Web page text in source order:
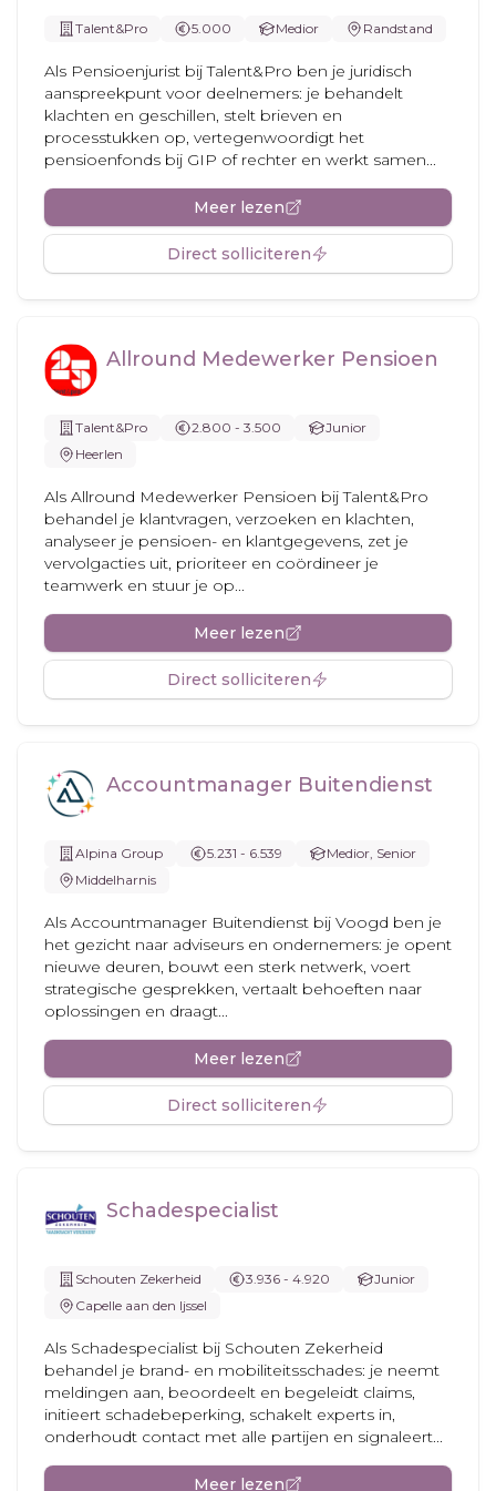
Talent&Pro 5.000 Medior Randstand
Als Pensioenjurist bij Talent&Pro ben je juridisch
aanspreekpunt voor deelnemers: je behandelt
klachten en geschillen, stelt brieven en
processtukken op, vertegenwoordigt het
pensioenfonds bij GIP of rechter en werkt samen...
Meer lezen
Direct solliciteren
Allround Medewerker Pensioen
Talent&Pro 2.800 - 3.500
Junior
Heerlen
Als Allround Medewerker Pensioen bij Talent&Pro
behandel je klantvragen, verzoeken en klachten,
analyseer je pensioen- en klantgegevens, zet je
vervolgacties uit, prioriteer en coördineer je
teamwerk en stuur je op...
Meer lezen
Direct solliciteren
Accountmanager Buitendienst
Alpina Group 5.231 - 6.539
Medior, Senior
Middelharnis
Als Accountmanager Buitendienst bij Voogd ben je
het gezicht naar adviseurs en ondernemers: je opent
nieuwe deuren, bouwt een sterk netwerk, voert
strategische gesprekken, vertaalt behoeften naar
oplossingen en draagt...
Meer lezen
Direct solliciteren
Schadespecialist
Schouten Zekerheid 3.936 - 4.920
Junior
Capelle aan den Ijssel
Als Schadespecialist bij Schouten Zekerheid
behandel je brand- en mobiliteitsschades: je neemt
meldingen aan, beoordeelt en begeleidt claims,
initieert schadebeperking, schakelt experts in,
onderhoudt contact met alle partijen en signaleert...
Meer lezen